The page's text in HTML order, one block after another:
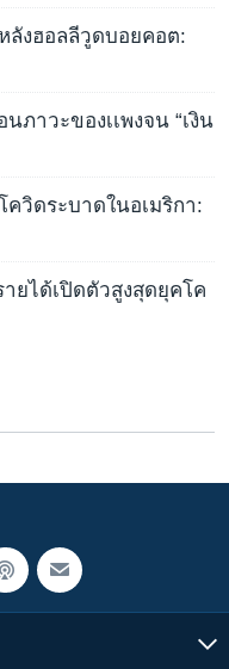
ลังฮอลลีวูดบอยคอต:
ภาวะของเเพงจน “เงิน
วิดระบาดในอเมริกา:
ายได้เปิดตัวสูงสุดยุคโค